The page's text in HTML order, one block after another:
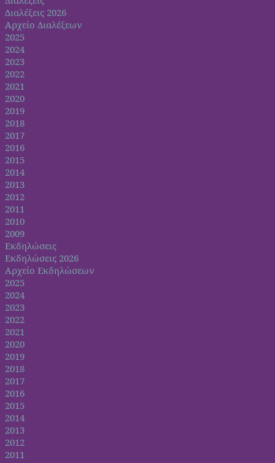
Διαλέξεις 2026
Αρχείο Διαλέξεων
2025
2024
2023
2022
2021
2020
2019
2018
2017
2016
2015
2014
2013
2012
2011
2010
2009
Εκδηλώσεις
Εκδηλώσεις 2026
Αρχείο Εκδηλώσεων
2025
2024
2023
2022
2021
2020
2019
2018
2017
2016
2015
2014
2013
2012
2011